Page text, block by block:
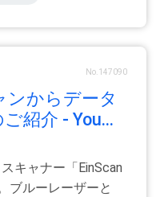
No.147090
ンからデータ
紹介 - You...
キャナー「EinScan
ブルーレーザーと